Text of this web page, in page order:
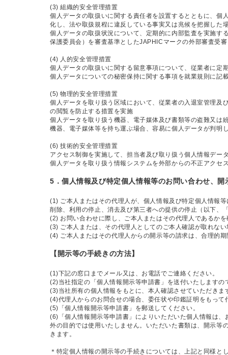
(3) 組織的安全管理措置
個人データの取扱いに関する責任者を設置するとともに、個
化し、法や取扱規程に違反している事実又は兆候を把握した
個人データの取扱状況について、定期的に内部監査を実施す
保護委員会）を審査基準としたJAPHICマークの外部審査受審
(4) 人的安全管理措置
個人データの取扱いに関する留意事項について、従業者に定
個人データについての秘密保持に関する事項を就業規則に記
(5) 物理的安全管理措置
個人データを取り扱う区域において、従業者の入退室管理及
の閲覧を防止する措置を実施
個人データを取り扱う機器、電子媒体及び書類等の盗難又は
機器、電子媒体等を持ち運ぶ場合、容易に個人データが判明
(6) 技術的安全管理措置
アクセス制御を実施して、担当者及び取り扱う個人情報デー
個人データを取り扱う情報システムを外部からの不正アクセ
5．個人情報及び特定個人情報等のお問い合わせ、開
(1) ご本人またはその代理人が、個人情報及び特定個人情報
削除、利用の停止、消去及び第三者への提供の停止（以下、
(2) お問い合わせに際し、ご本人またはその代理人であるか
(3) ご本人または、その代理人としてのご本人確認が取れな
(4) ご本人またはその代理人からの開示等の請求は、合理的
【開示等の手続きの方法】
(1)下記の窓口までメール又は、お電話でご連絡ください。
(2)当社指定の「個人情報開示等申請書」を送付いたしますの
(3)当社所有の個人情報をもとに、本人確認させていただきま
(4)代理人からのお問合せの場合、委任状や印鑑証明をもっ
(5)「個人情報開示等申請書」を郵送してください。
(6)「個人情報開示等申請書」によりいただいた個人情報は
外の目的では使用いたしません。いただいた書類は、開示
きます。
＊特定個人情報の開示等の手続きについては、上記と同様